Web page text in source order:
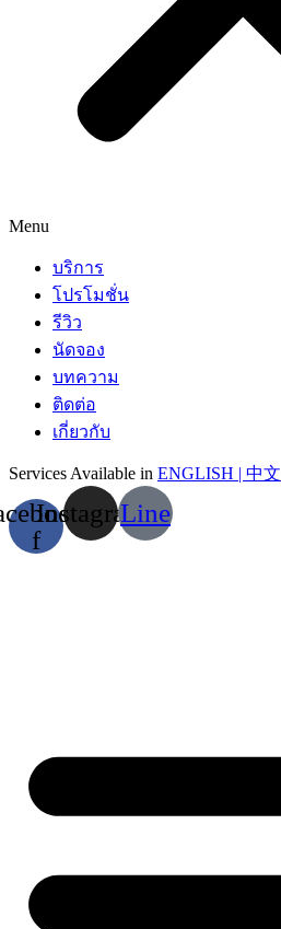
Menu
บริการ
โปรโมชั่น
รีวิว
นัดจอง
บทความ
ติดต่อ
เกี่ยวกับ
Services Available in ENGLISH | 中文
f
InstagramLine